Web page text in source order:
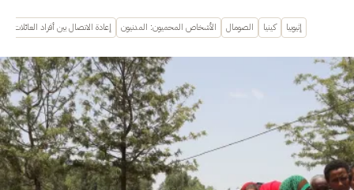
إثيوبيا كينيا الصومال الأشخاص المحميون: المدنيون إعادة الاتصال بين أفراد العائلات